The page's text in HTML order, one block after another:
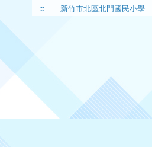
::: 新竹市北區北門國民小學